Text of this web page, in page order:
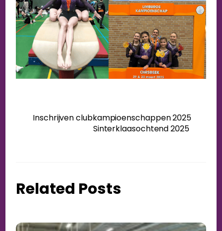
Inschrijven clubkampioenschappen 2025
Sinterklaasochtend 2025
Related Posts